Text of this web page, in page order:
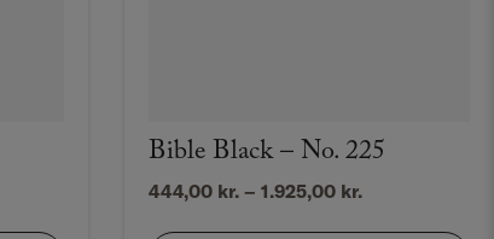
Bible Black – No. 225
444,00 kr. – 1.925,00 kr.Prisinterval: